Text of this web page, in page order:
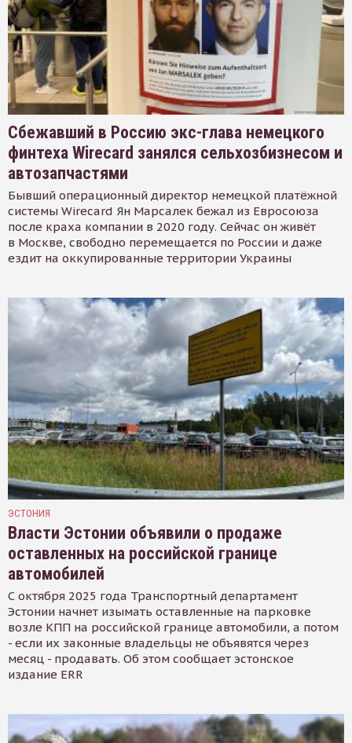
Сбежавший в Россию экс-глава немецкого
финтеха Wirecard занялся сельхозбизнесом и
автозапчастями
Бывший операционный директор немецкой платёжной
системы Wirecard Ян Марсалек бежал из Евросоюза
после краха компании в 2020 году. Сейчас он живёт
в Москве, свободно перемещается по России и даже
ездит на оккупированные территории Украины
ЭСТОНИЯ
Власти Эстонии объявили о продаже
оставленных на российской границе
автомобилей
С октября 2025 года Транспортный департамент
Эстонии начнет изымать оставленные на парковке
возле КПП на российской границе автомобили, а потом
- если их законные владельцы не объявятся через
месяц - продавать. Об этом сообщает эстонское
издание ERR